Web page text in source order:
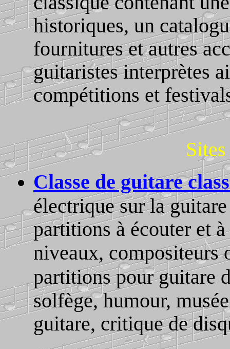
historiques, un
fournitures et autres
guitaristes interprètes
compétitions et
Classe de guitare
électrique sur la
partitions à écouter et
niveaux, compositeurs
partitions pour guitare
solfège, humour,
guitare, critique de